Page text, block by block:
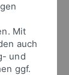
an um sich
Mit
auch
und
ggf.